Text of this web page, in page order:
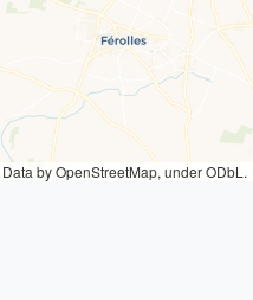
by OpenStreetMap, under ODbL.